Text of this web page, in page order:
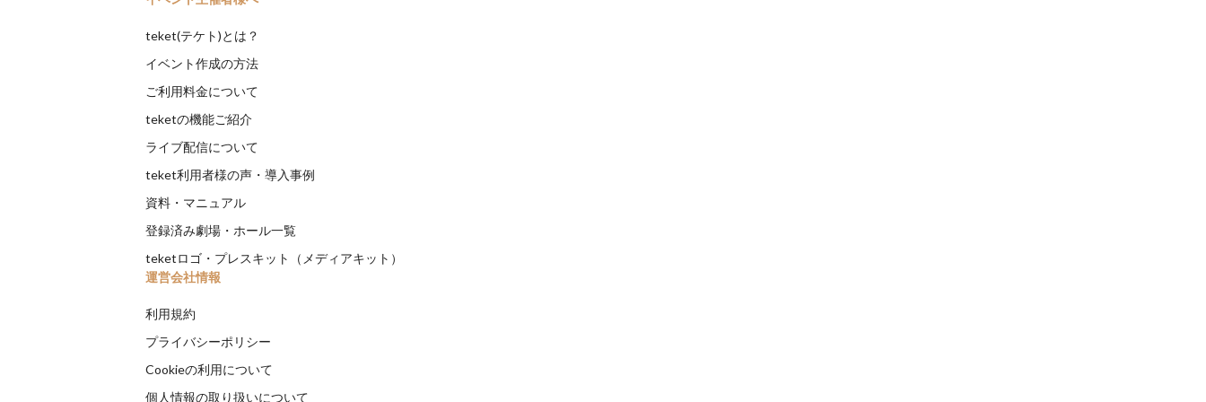
teket(テケト)とは？
イベント作成の方法
ご利用料金について
teketの機能ご紹介
ライブ配信について
teket利用者様の声・導入事例
資料・マニュアル
登録済み劇場・ホール一覧
teketロゴ・プレスキット（メディアキット）
運営会社情報
利用規約
プライバシーポリシー
Cookieの利用について
個人情報の取り扱いについて